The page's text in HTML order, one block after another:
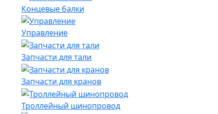
Концевые балки
Управление
Запчасти для тали
Запчасти для кранов
Троллейный шинопровод